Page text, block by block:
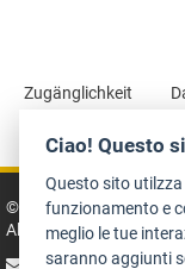
Zugänglichkeit
Art Bonus
© 2014 - 2026
Abteilung Kultur,
Schreib an die
Ciao! Questo
Questo sito
funzionamento e
meglio le tue
saranno aggiunti